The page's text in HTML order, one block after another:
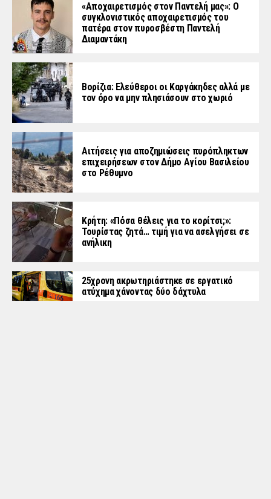
«Aποχαιρετισμός στον Παντελή μας»: Ο
συγκλονιστικός αποχαιρετισμός του
πατέρα στον πυροσβέστη Παντελή
Διαμαντάκη
Βορίζια: Ελεύθεροι οι Καργάκηδες αλλά με
τον όρο να μην πλησιάσουν στο χωριό
Αιτήσεις για αποζημιώσεις πυρόπληκτων
επιχειρήσεων στον Δήμο Αγίου Βασιλείου
στο Ρέθυμνο
Κρήτη: «Πόσα θέλεις για το κορίτσι;»:
Τουρίστας ζητά… τιμή για να ασελγήσει σε
ανήλικη
25χρονη ακρωτηριάστηκε σε εργατικό
ατύχημα χάνοντας δύο δάχτυλα